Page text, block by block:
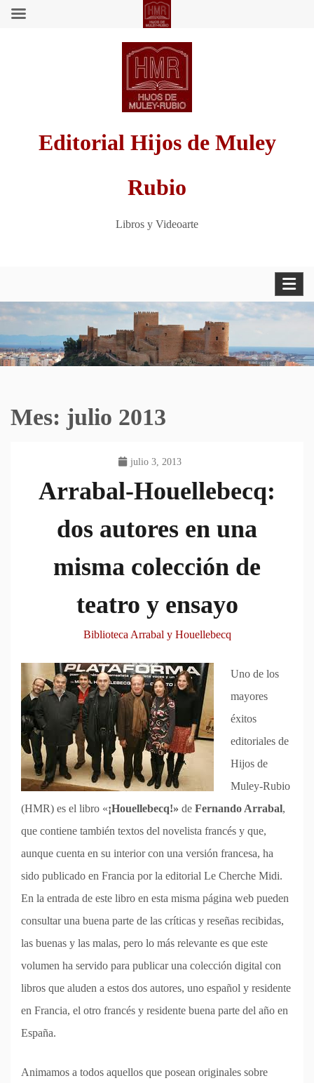
Editorial Hijos de Muley
Rubio
Libros y Videoarte
Mes: julio 2013
julio 3, 2013
Arrabal-Houellebecq:
dos autores en una
misma colección de
teatro y ensayo
Biblioteca Arrabal y Houellebecq
Uno de los
mayores
éxitos
editoriales de
Hijos de
Muley-Rubio
(HMR) es el libro «¡Houellebecq!» de Fernando Arrabal,
que contiene también textos del novelista francés y que,
aunque cuenta en su interior con una versión francesa, ha
sido publicado en Francia por la editorial Le Cherche Midi.
En la entrada de este libro en esta misma página web pueden
consultar una buena parte de las críticas y reseñas recibidas,
las buenas y las malas, pero lo más relevante es que este
volumen ha servido para publicar una colección digital con
libros que aluden a estos dos autores, uno español y residente
en Francia, el otro francés y residente buena parte del año en
España.
Animamos a todos aquellos que posean originales sobre